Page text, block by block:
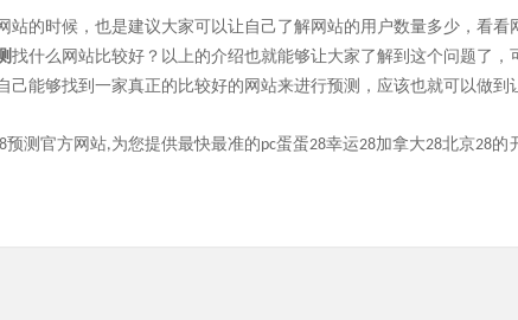
的时候，也是建议大家可以让自己了解网站的用户数量多少，看
找什么网站比较好？以上的介绍也就能够让大家了解到这个问题了
能够找到一家真正的比较好的网站来进行预测，应该也就可以做到
测官方网站,为您提供最快最准的pc蛋蛋28幸运28加拿大28北京28